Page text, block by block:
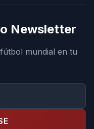
Newsletter
mundial en tu